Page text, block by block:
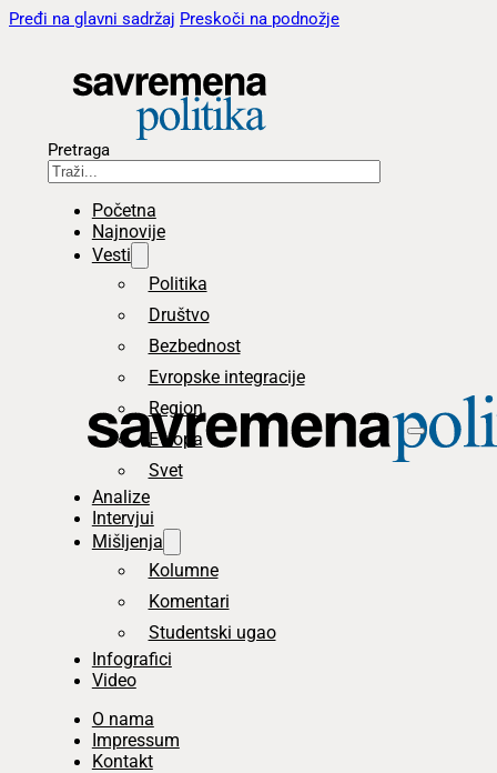
Pređi na glavni sadržaj Preskoči na podnožje
Pretraga
Početna
Najnovije
Vesti
Politika
Društvo
Bezbednost
Evropske integracije
Region
Evropa
Svet
Analize
Intervjui
Mišljenja
Kolumne
Komentari
Studentski ugao
Infografici
Video
O nama
Impressum
Kontakt